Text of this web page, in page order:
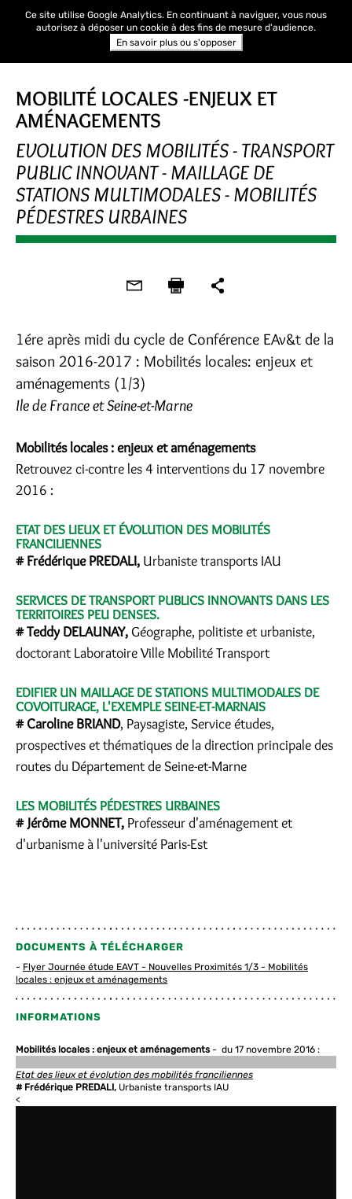
MOBILITÉ LOCALES -ENJEUX ET
AMÉNAGEMENTS
EVOLUTION DES MOBILITÉS - TRANSPORT
PUBLIC INNOVANT - MAILLAGE DE
STATIONS MULTIMODALES - MOBILITÉS
PÉDESTRES URBAINES
1ére après midi du cycle de Conférence EAv&t de la
saison 2016-2017 : Mobilités locales: enjeux et
aménagements (1/3)
Ile de France et Seine-et-Marne
Mobilités locales : enjeux et aménagements
Retrouvez ci-contre les 4 interventions du 17 novembre
2016 :
ETAT DES LIEUX ET ÉVOLUTION DES MOBILITÉS
FRANCILIENNES
# Frédérique PREDALI, Urbaniste transports IAU
SERVICES DE TRANSPORT PUBLICS INNOVANTS DANS LES
TERRITOIRES PEU DENSES.
# Teddy DELAUNAY, Géographe, politiste et urbaniste,
doctorant Laboratoire Ville Mobilité Transport
EDIFIER UN MAILLAGE DE STATIONS MULTIMODALES DE
COVOITURAGE, L'EXEMPLE SEINE-ET-MARNAIS
# Caroline BRIAND, Paysagiste, Service études,
prospectives et thématiques de la direction principale des
routes du Département de Seine-et-Marne
LES MOBILITÉS PÉDESTRES URBAINES
# Jérôme MONNET, Professeur d'aménagement et
d'urbanisme à l'université Paris-Est
DOCUMENTS À TÉLÉCHARGER
Flyer Journée étude EAVT - Nouvelles Proximités 1/3 - Mobilités
locales : enjeux et aménagements
INFORMATIONS
Mobilités locales : enjeux et aménagements - du 17 novembre 2016 :
Etat des lieux et évolution des mobilités franciliennes
# Frédérique PREDALI, Urbaniste transports IAU
<
Ce site utilise Google Analytics. En continuant à naviguer, vous nous
autorisez à déposer un cookie à des fins de mesure d'audience.
En savoir plus ou s'opposer